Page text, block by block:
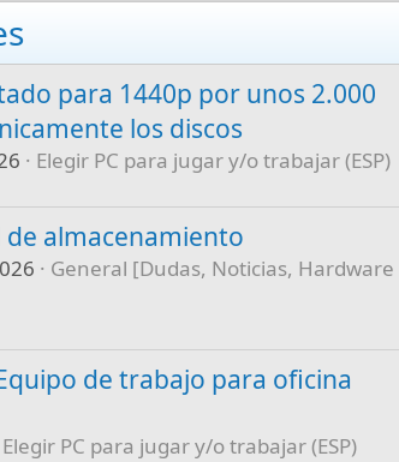
para 1440p por unos 2.000
los discos
Elegir PC para jugar y/o trabajar (ESP)
de almacenamiento
General [Dudas, Noticias, Hardware
de trabajo para oficina
Elegir PC para jugar y/o trabajar (ESP)